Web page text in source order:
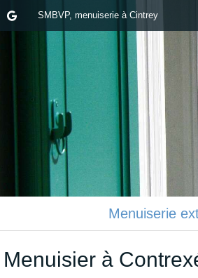
SMBVP, menuiserie à Cintrey
Menuiserie
Menuisier à